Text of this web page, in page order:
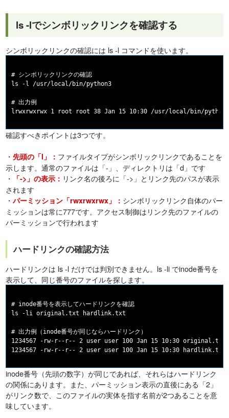
ls -lでシンボリックリンクを確認する
シンボリックリンクの確認には ls -l コマンドを使います。
# シンボリックリンクの確認
ls -l /usr/local/bin/python3
# 出力例
確認すべきポイントは3つです。
・先頭の「l」： ファイルタイプがシンボリックリンクであることを
示します。通常のファイルは「-」、ディレクトリは「d」です
・
「->」の表示： リンク名の後ろに「->」とリンク先のパスが表示
されます
・パーミッション「rwxrwxrwx」： シンボリックリンク自体のパー
ミッションは常に777です。アクセス制御はリンク先のファイルの
パーミッションで行われます
ハードリンクの確認方法
ハードリンクは ls -l だけでは判別できません。ls -li でinode番号を
表示して、同じ番号のファイルを探します。
# inode番号を表示してハードリンクを確認
ls -li original.txt hardlink.txt
# 出力例（inode番号が同じならハードリンク）
1234567 -rw-r--r-- 2 user user 100 Jan 15 10:30 original.txt
inode番号（先頭の数字）が同じであれば、それらはハードリンク
の関係にあります。また、パーミッション表示の直後にある「2」
がリンク数で、このファイルの実体を指す名前が2つあることを意
味しています。